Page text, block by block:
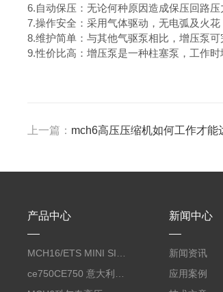
6.自动保压：无论何种原因造成保压回路
7.操作安全：采用气体驱动，无电弧及火花
8.维护简单：与其他气驱泵相比，增压泵
9.性价比高：增压泵是一种柱塞泵，工作时
上一篇： ​mch6高压压缩机如何工作才能
产品中心 新闻中心
新闻资讯
应用案例